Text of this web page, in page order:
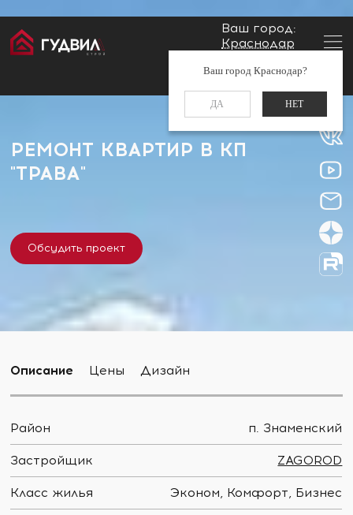
Ваш город:
Краснодар
Ваш город Краснодар?
ДА НЕТ
Заказать звонок
Главная Застройщики
РЕМОНТ КВАРТИР В КП
"ТРАВА"
Обсудить проект
Описание Цены Дизайн
Район п. Знаменский
Застройщик ZAGOROD
Класс жилья Эконом, Комфорт, Бизнес